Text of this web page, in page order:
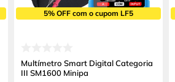
5% OFF com o cupom LF5
Multímetro Smart Digital Categoria
III SM1600 Minipa